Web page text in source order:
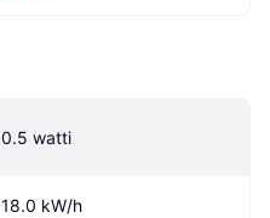
0.5 watti
18.0 kW/h